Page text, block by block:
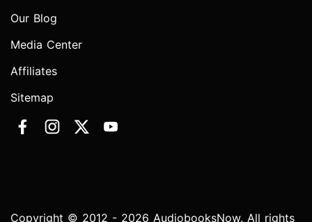
Our Blog
Media Center
Affiliates
Sitemap
Copyright © 2012 - 2026 AudiobooksNow. All rights